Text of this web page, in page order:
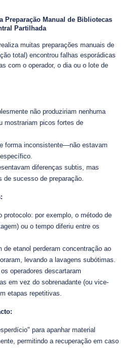
Preparação Manual de Bibliotecas
Partilhada
muitas preparações manuais de
total) encontrou falhas esporádicas
com o operador, o dia ou o lote de
não produziriam nenhuma
mostrariam picos fortes de
forma inconsistente—não estavam
diferenças subtis, mas
de sucesso de preparação.
protocolo: por exemplo, o método de
ou o tempo diferiu entre os
de etanol perderam concentração ao
levando a lavagens subótimas.
operadores descartaram
em vez do sobrenadante (ou vice-
etapas repetitivas.
para apanhar material
permitindo a recuperação em caso